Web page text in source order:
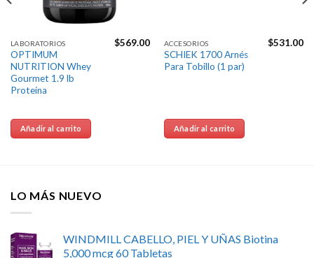
LABORATORIOS
OPTIMUM
NUTRITION Whey
Gourmet 1.9 lb
Proteína
$569.00
Añadir al carrito
ACCESORIOS
SCHIEK 1700 Arnés
Para Tobillo (1 par)
$531.00
Añadir al carrito
LO MÁS NUEVO
WINDMILL CABELLO, PIEL Y UÑAS Biotina
5,000 mcg 60 Tabletas